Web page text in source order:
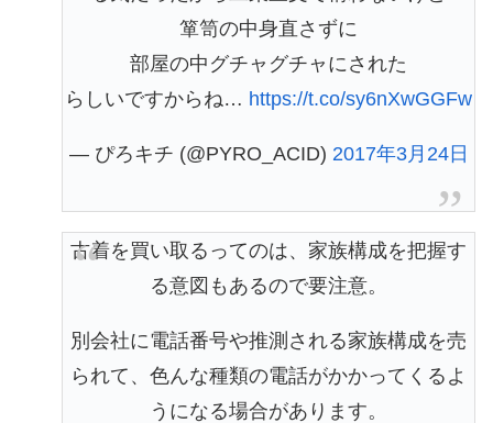
箪笥の中身直さずに
部屋の中グチャグチャにされた
らしいですからね… https://t.co/sy6nXwGGFw
— ぴろキチ (@PYRO_ACID) 2017年3月24日
古着を買い取るってのは、家族構成を把握す
る意図もあるので要注意。
別会社に電話番号や推測される家族構成を売
られて、色んな種類の電話がかかってくるよ
うになる場合があります。